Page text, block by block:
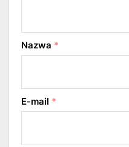
Nazwa *
E-mail *